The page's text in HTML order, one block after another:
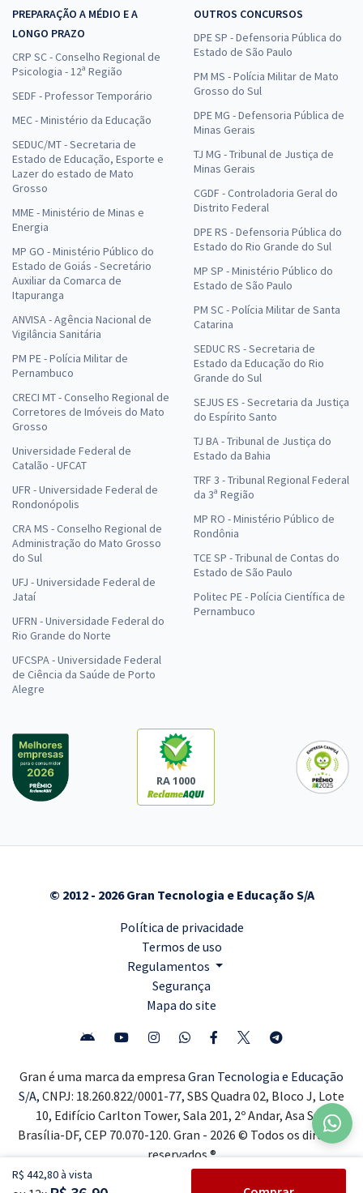
R$ 442,80 à vista
PREPARAÇÃO A MÉDIO E A
LONGO PRAZO
CRP SC - Conselho Regional de
Psicologia - 12ª Região
SEDF - Professor Temporário
MEC - Ministério da Educação
SEDUC/MT - Secretaria de
Estado de Educação, Esporte e
Lazer do estado de Mato
Grosso
MME - Ministério de Minas e
Energia
MP GO - Ministério Público do
Estado de Goiás - Secretário
Auxiliar da Comarca de
Itapuranga
ANVISA - Agência Nacional de
Vigilância Sanitária
PM PE - Polícia Militar de
Pernambuco
CRECI MT - Conselho Regional de
Corretores de Imóveis do Mato
Grosso
Universidade Federal de
Catalão - UFCAT
UFR - Universidade Federal de
Rondonópolis
CRA MS - Conselho Regional de
Administração do Mato Grosso
do Sul
UFJ - Universidade Federal de
Jataí
UFRN - Universidade Federal do
Rio Grande do Norte
UFCSPA - Universidade Federal
de Ciência da Saúde de Porto
Alegre
OUTROS CONCURSOS
DPE SP - Defensoria Pública do
Estado de São Paulo
PM MS - Polícia Militar de Mato
Grosso do Sul
DPE MG - Defensoria Pública de
Minas Gerais
TJ MG - Tribunal de Justiça de
Minas Gerais
CGDF - Controladoria Geral do
Distrito Federal
DPE RS - Defensoria Pública do
Estado do Rio Grande do Sul
MP SP - Ministério Público do
Estado de São Paulo
PM SC - Polícia Militar de Santa
Catarina
SEDUC RS - Secretaria de
Estado da Educação do Rio
Grande do Sul
SEJUS ES - Secretaria da Justiça
do Espírito Santo
TJ BA - Tribunal de Justiça do
Estado da Bahia
TRF 3 - Tribunal Regional Federal
da 3ª Região
MP RO - Ministério Público de
Rondônia
TCE SP - Tribunal de Contas do
Estado de São Paulo
Politec PE - Polícia Científica de
Pernambuco
RA 1000
© 2012 - 2026 Gran Tecnologia e Educação S/A
Política de privacidade
Termos de uso
Regulamentos
Segurança
Mapa do site
Gran é uma marca da empresa Gran Tecnologia e Educação
S/A, CNPJ: 18.260.822/0001-77, SBS Quadra 02, Bloco J, Lote
10, Edifício Carlton Tower, Sala 201, 2º Andar, Asa Sul,
Brasília-DF, CEP 70.070-120. Gran - 2026 © Todos os direitos
reservados ®